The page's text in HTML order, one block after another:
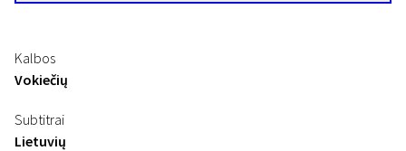
Kalbos
Vokiečių
Subtitrai
Lietuvių